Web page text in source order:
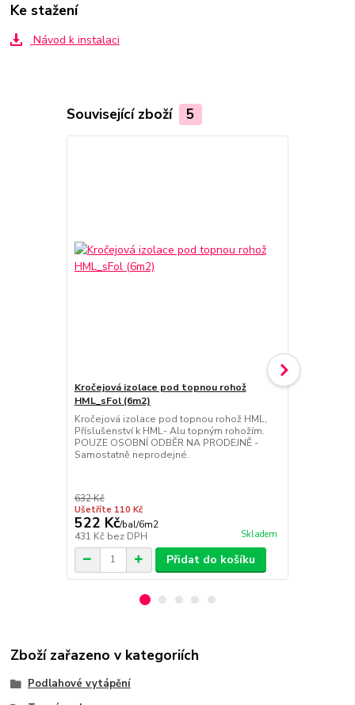
Ke stažení
Návod k instalaci
Související zboží 5
Kročejová izolace pod topnou rohož
HML_sFol (6m2)
Kročejová izolace pod topnou rohož HML,
Příslušenství k HML- Alu topným rohožím.
POUZE OSOBNÍ ODBĚR NA PRODEJNĚ -
Samostatně neprodejné.
632 Kč
Ušetříte 110 Kč
522 Kč/bal/6m2
431 Kč bez DPH Skladem
Přidat do košíku
Zboží zařazeno v kategoriích
Podlahové vytápění